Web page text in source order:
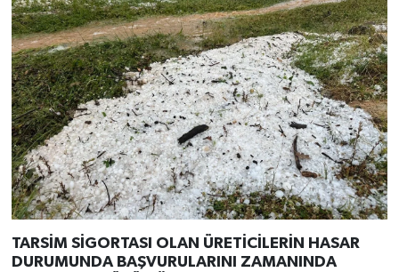
TARSİM SİGORTASI OLAN ÜRETİCİLERİN HASAR
DURUMUNDA BAŞVURULARINI ZAMANINDA